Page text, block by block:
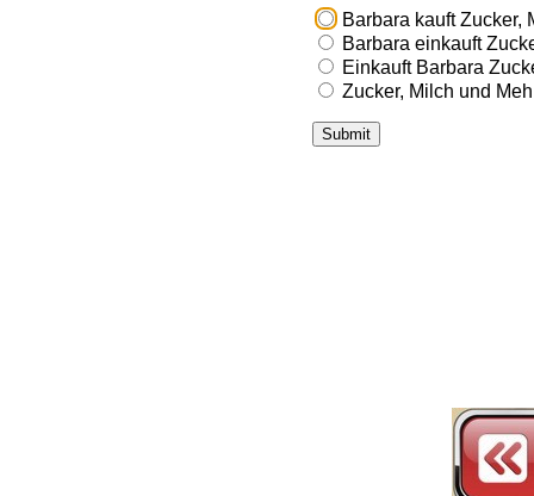
Barbara kauft Zucker,
Barbara einkauft
Einkauft Barbara
Zucker, Milch und